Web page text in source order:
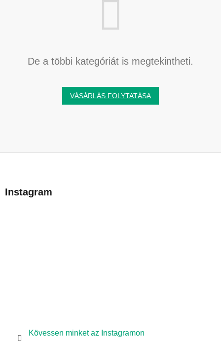
De a többi kategóriát is megtekintheti.
VÁSÁRLÁS FOLYTATÁSA
bInstagram
Kövessen minket az Instagramon